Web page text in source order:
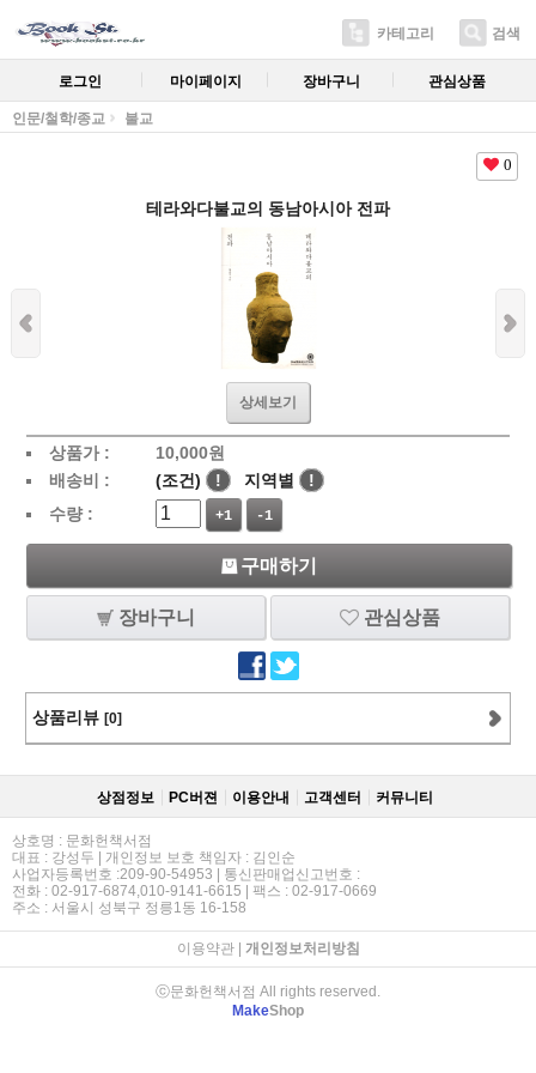
카테고리 검색
로그인 마이페이지 장바구니 관심상품
인문/철학/종교 불교
0
테라와다불교의 동남아시아 전파
상세보기
상품가 : 10,000원
배송비 :
(조건) ! 지역별
!
수량 :
+1 -1
구매하기
장바구니 관심상품
상품리뷰 [0]
상점정보 PC버젼 이용안내 고객센터 커뮤니티
상호명 : 문화헌책서점
대표 : 강성두 | 개인정보 보호 책임자 : 김인순
사업자등록번호 :209-90-54953 | 통신판매업신고번호 :
전화 : 02-917-6874,010-9141-6615 | 팩스 : 02-917-0669
주소 : 서울시 성북구 정릉1동 16-158
이용약관| 개인정보처리방침
ⓒ문화헌책서점 All rights reserved.
MakeShop